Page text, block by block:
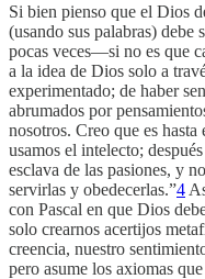
Si bien pienso que el Dios
(usando sus palabras) debe
pocas veces—si no es que
a la idea de Dios solo a
experimentado; de haber
abrumados por
nosotros. Creo que es hasta
usamos el intelecto;
esclava de las pasiones, y
servirlas y obedecerlas.”4
con Pascal en que Dios
solo crearnos acertijos
creencia, nuestro
pero asume los axiomas